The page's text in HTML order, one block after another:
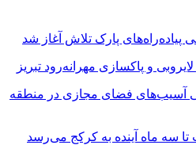
و پاکسازی مهرانه‌رود تبریز
آسیب‌های فضای مجازی در منطقه